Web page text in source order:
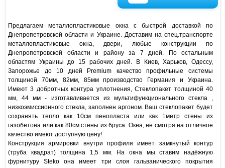
Предлагаем металлопластиковые окна с быстрой доставкой по
Днепропетровской области и Украине. Доставим на спец.транспорте
металлопластиковые окна, двери, любые конструкции по
Днепропетровской области и району за 7 дней. По остальным
областям Украины до 15 рабочих дней. В Киев, Харьков, Одессу,
Запорожье до 10 дней Premium качество профильные системы
толщиной 70мм, 82мм, 85мм производство Германия и Украина.
Имеют 3 добротных контура уплотнения, Стеклопакет толщиной 40
мм, 44 мм - изготавливается из мультифункционального стекла ,
низкоэмиссионного стекла, заполнен аргоном. Ваш стеклопакет будет
сохранять тепло как 10см пенопласта или как 1метр стены из
газобетона или как 80см стены из бруса. Окна, не смотря на отличное
качество имеют доступную цену!
Конструкция армировки внутри профиля имеет замкнутый контур
(труба квадрат) толщина 1,5 мм. На окна мы ставим надёжную
фурнитуру Steko она имеет три слоя гальванического покрытия